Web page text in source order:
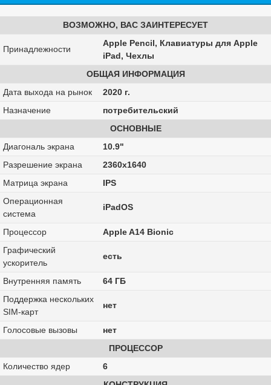
ВОЗМОЖНО, ВАС ЗАИНТЕРЕСУЕТ
Принадлежности
Apple Pencil, Клавиатуры для Apple
iPad, Чехлы
ОБЩАЯ ИНФОРМАЦИЯ
Дата выхода на рынок
2020 г.
Назначение
потребительский
ОСНОВНЫЕ
Диагональ экрана
10.9"
Разрешение экрана
2360x1640
Матрица экрана
IPS
Операционная
система
iPadOS
Процессор
Apple A14 Bionic
Графический
ускоритель
есть
Внутренняя память
64 ГБ
Поддержка нескольких
SIM-карт
нет
Голосовые вызовы
нет
ПРОЦЕССОР
Количество ядер
6